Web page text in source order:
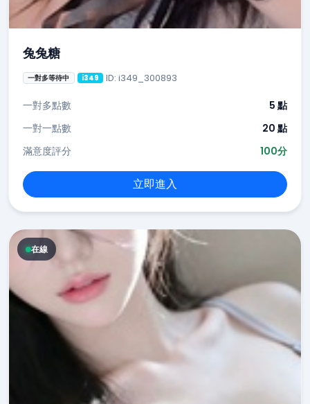
兔兔糖
一對多等待中 i349 ID: i349_300893
一對多點數
5 點
一對一點數
20 點
滿意度評分
100分
立即進入
在線